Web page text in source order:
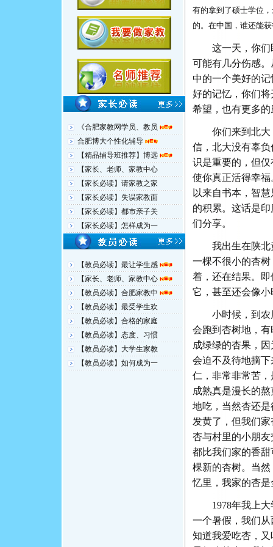
《合肥家教网学员、教员
合肥博大个性化辅导
【精品辅导班推荐】博远
【家长、老师、家教中心
【家长必读】请家教之家
【家长必读】失误家教面
【家长必读】都市亲子关
【家长必读】怎样成为一
【教员必读】最让学生感
【家长、老师、家教中心
【教员必读】合肥家教中
【教员必读】最受学生欢
【教员必读】合格的家庭
【教员必读】态度、习惯
【教员必读】大学生家教
【教员必读】如何成为一
有的拿到了硕士学位
的。在中国，谁还能
这一天，你
可能有几分伤感
中的一个美好的
好的记忆，你们
希望，也有更多的
你们来到北
信，北大没有辜
识是重要的，但
使你真正活得幸
以来自书本，智
的积累。这话是
们分享。
我出生在陕
一棵不很小的杏
着，还在结果。
它，甚至还会像
小时候，到
会跑到杏树地，
成绿绿的杏果，
会迫不及待地摘
仁，非常非常苦
成熟真是漫长的
地吃，当然杏还
发黄了，但我们
杏与村里的小朋
都比我们家的香
棵新的杏树。当
忆里，我家的杏
1978年我上
一个暑假，我们
知道我爱吃杏，